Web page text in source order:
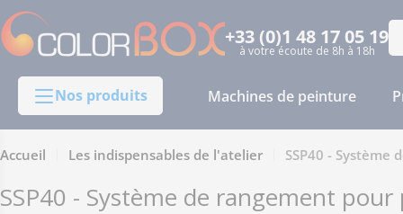
Passer
au
contenu
+33 (0)1 48 17 05 19
à votre écoute de 8h à 18h
Nos produits Machines de peinture
Accueil Les indispensables de l'atelier SSP40 -
SSP40 - Système de rangement